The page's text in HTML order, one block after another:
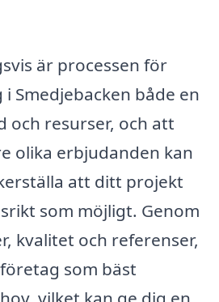
är processen för
Smedjebacken både en
och resurser, och att
olika erbjudanden kan
att ditt projekt
som möjligt. Genom
kvalitet och referenser,
som bäst